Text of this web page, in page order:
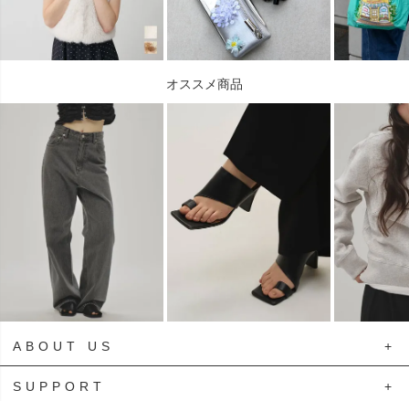
オススメ商品
ABOUT US
プライバシーポリシー
SUPPORT